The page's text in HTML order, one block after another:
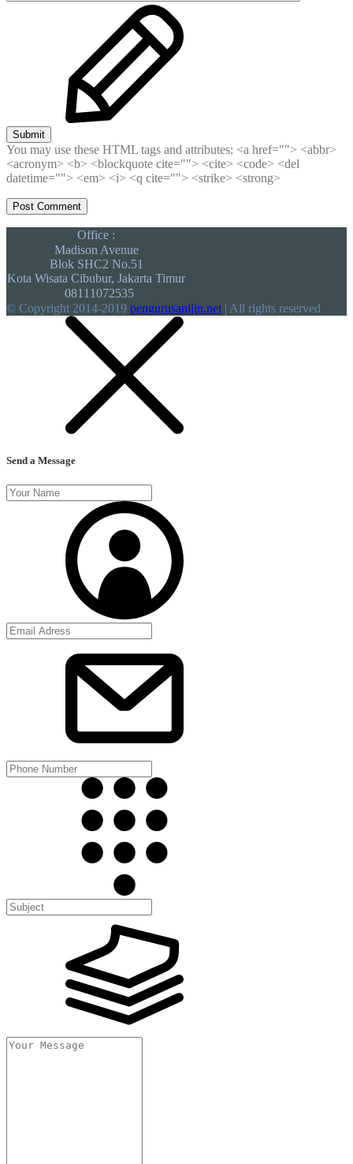
Submit
You may use these HTML tags and attributes: <a href=""> <abbr>
<acronym> <b> <blockquote cite=""> <cite> <code> <del
datetime=""> <em> <i> <q cite=""> <strike> <strong>
Office :
Madison Avenue
Blok SHC2 No.51
Kota Wisata Cibubur, Jakarta Timur
08111072535
© Copyright 2014-2019 pengurusanijin.net | All rights reserved
Send a Message